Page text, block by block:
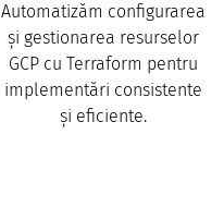
Automatizăm configurarea
și gestionarea resurselor
GCP cu Terraform pentru
implementări consistente
și eficiente.